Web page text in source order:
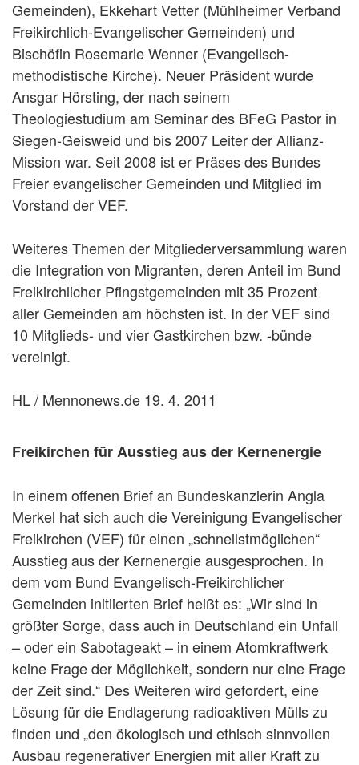
Gemeinden), Ekkehart Vetter (Mühlheimer Verband
Freikirchlich-Evangelischer Gemeinden) und
Bischöfin Rosemarie Wenner (Evangelisch-
methodistische Kirche). Neuer Präsident wurde
Ansgar Hörsting, der nach seinem
Theologiestudium am Seminar des BFeG Pastor in
Siegen-Geisweid und bis 2007 Leiter der Allianz-
Mission war. Seit 2008 ist er Präses des Bundes
Freier evangelischer Gemeinden und Mitglied im
Vorstand der VEF.
Weiteres Themen der Mitgliederversammlung waren
die Integration von Migranten, deren Anteil im Bund
Freikirchlicher Pfingstgemeinden mit 35 Prozent
aller Gemeinden am höchsten ist. In der VEF sind
10 Mitglieds- und vier Gastkirchen bzw. -bünde
vereinigt.
HL / Mennonews.de 19. 4. 2011
Freikirchen für Ausstieg aus der Kernenergie
In einem offenen Brief an Bundeskanzlerin Angla
Merkel hat sich auch die Vereinigung Evangelischer
Freikirchen (VEF) für einen „schnellstmöglichen“
Ausstieg aus der Kernenergie ausgesprochen. In
dem vom Bund Evangelisch-Freikirchlicher
Gemeinden initiierten Brief heißt es: „Wir sind in
größter Sorge, dass auch in Deutschland ein Unfall
– oder ein Sabotageakt – in einem Atomkraftwerk
keine Frage der Möglichkeit, sondern nur eine Frage
der Zeit sind.“ Des Weiteren wird gefordert, eine
Lösung für die Endlagerung radioaktiven Mülls zu
finden und „den ökologisch und ethisch sinnvollen
Ausbau regenerativer Energien mit aller Kraft zu